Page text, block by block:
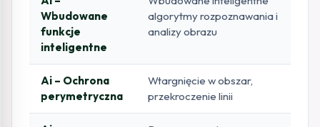
Wbudowane
funkcje
inteligentne
algorytmy rozpoznawania i
analizy obrazu
Ai – Ochrona
perymetryczna
Wtargnięcie w obszar,
przekroczenie linii